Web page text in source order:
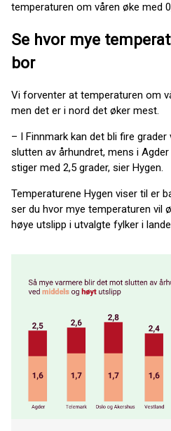
temperaturen om våren øke med
Se hvor mye
bor
Vi forventer at temperaturen om
men det er i nord det øker mest.
– I Finnmark kan det bli fire
slutten av århundret, mens i
stiger med 2,5 grader, sier Hygen.
Temperaturene Hygen viser til er
ser du hvor mye temperaturen vil
høye utslipp i utvalgte fylker i